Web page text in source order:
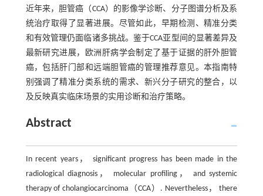
近年来，胆管癌（CCA）的影像学诊断、分子图谱分析及系
统治疗取得了显著进展。尽管如此，早期检测、精准分类
和有效管理仍面临诸多挑战。鉴于CCA亚型间的显著差异及
最新研究进展，欧洲肝病学会制定了基于证据的肝外胆管
癌，包括肝门部和远端胆管癌的管理推荐意见。本指南特
别强调了精准分类系统的需求、新兴分子研究的整合，以
及反映真实临床场景的实用诊断和治疗策略。
Abstract
In recent years， significant progress has been made in the
radiological diagnosis， molecular profiling， and systemic
therapy of cholangiocarcinoma（CCA）. Nevertheless， there